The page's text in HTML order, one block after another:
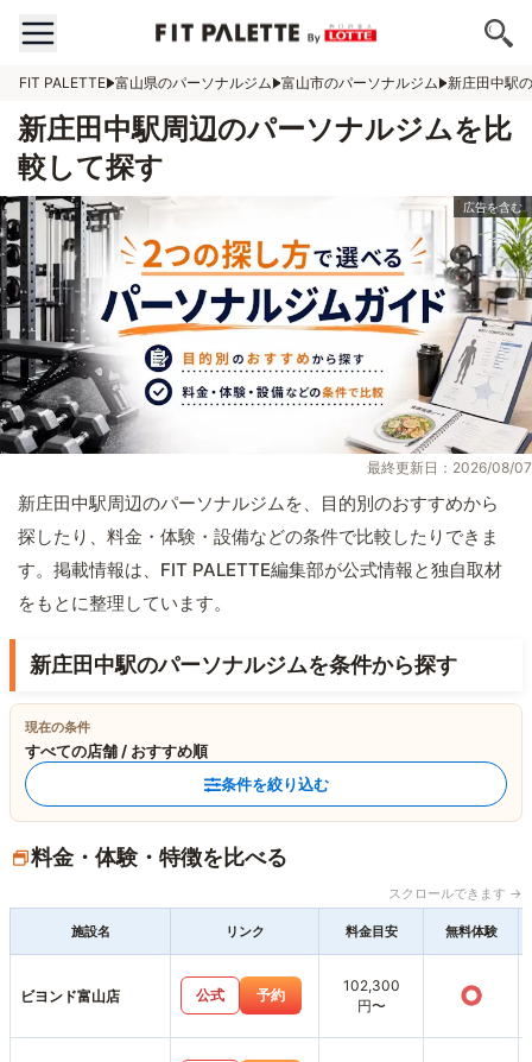
FIT PALETTE 富山県のパーソナルジム 富山市のパーソナルジム 新庄田中駅
新庄田中駅周辺のパーソナルジムを比
較して探す
最終更新日：2026/08/07
新庄田中駅周辺のパーソナルジムを、目的別のおすすめから
探したり、料金・体験・設備などの条件で比較したりできま
す。掲載情報は、FIT PALETTE編集部が公式情報と独自取材
をもとに整理しています。
新庄田中駅のパーソナルジムを条件から探す
現在の条件
すべての店舗 / おすすめ順
条件を絞り込む
料金・体験・特徴を比べる
スクロールできます →
施設名 リンク 料金目安 無料体験
ビヨンド富山店 公式 予約
102,300
円〜
○